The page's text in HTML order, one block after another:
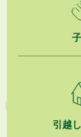
ジュビロ磐田（
【日本DX大賞
2026年8月4日
引越